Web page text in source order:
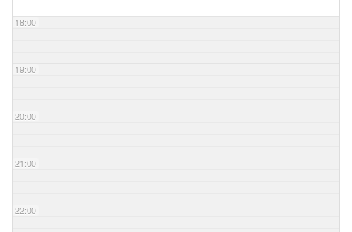
18:00
19:00
20:00
21:00
22:00